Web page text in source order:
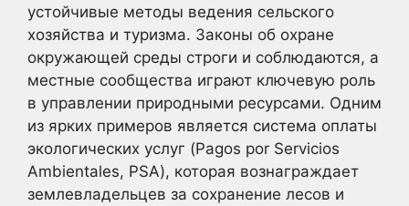
устойчивые методы ведения сельского
хозяйства и туризма. Законы об охране
окружающей среды строги и соблюдаются, а
местные сообщества играют ключевую роль
в управлении природными ресурсами. Одним
из ярких примеров является система оплаты
экологических услуг (Pagos por Servicios
Ambientales, PSA), которая вознаграждает
землевладельцев за сохранение лесов и